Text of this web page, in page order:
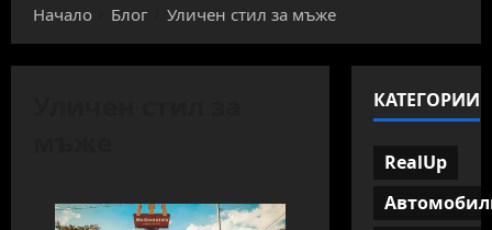
Начало
Блог Уличен стил за мъже
КАТЕГОРИИ
RealUp